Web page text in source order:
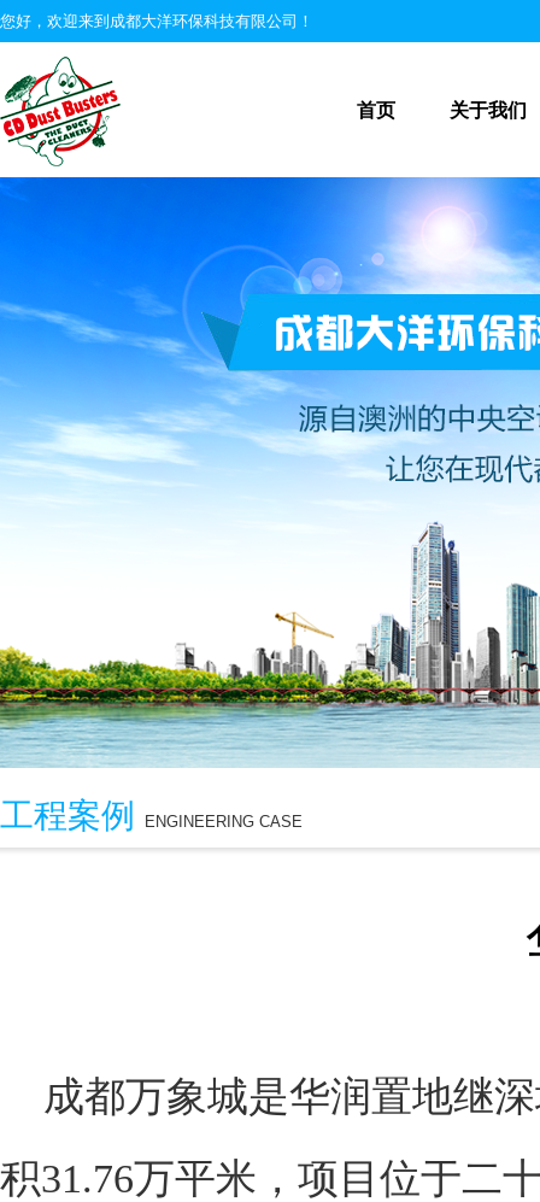
您好，欢迎来到成都大洋环保科技有限公司！
首页 关于我们
工程案例 ENGINEERING CASE
成都万象城是华润置地继
积31.76万平米，项目位于二